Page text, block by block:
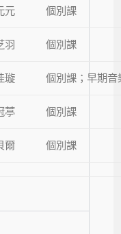
元 個別課
羽 個別課
璇 個別課；早期
葶 個別課
爾 個別課